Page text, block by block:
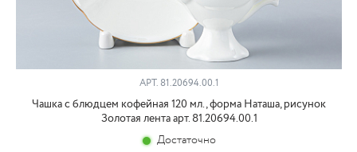
АРТ.81.20694.00.1
Чашка с блюдцем кофейная 120 мл., форма Наташа, рисунок
Золотая лента арт. 81.20694.00.1
Достаточно